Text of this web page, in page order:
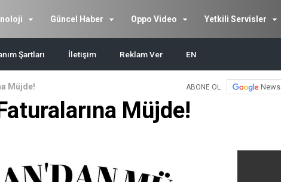
Güncel Haber Oppo Video Yetkili Servisler
Şartları İletişim Reklam Ver EN
Müjde! ABONE OL News
Müjde!